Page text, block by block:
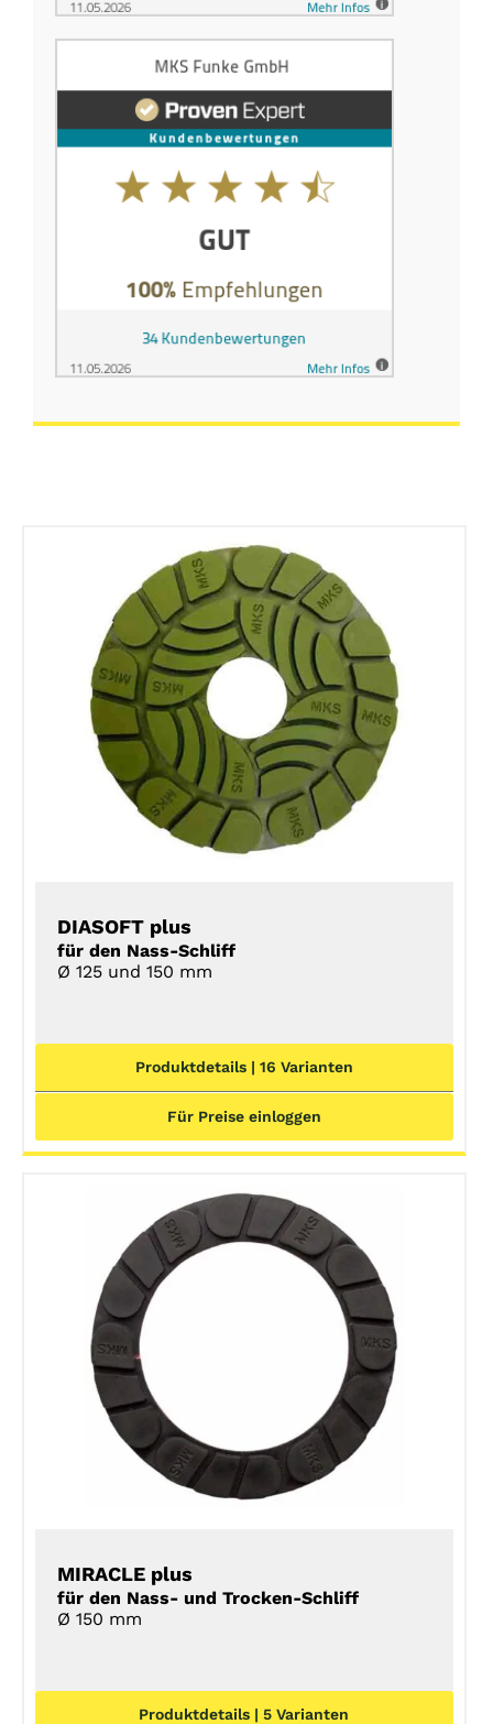
DIASOFT plus
für den Nass-Schliff
Ø 125 und 150 mm
Produktdetails | 16 Varianten
Für Preise einloggen
MIRACLE plus
für den Nass- und Trocken-Schliff
Ø 150 mm
Produktdetails | 5 Varianten